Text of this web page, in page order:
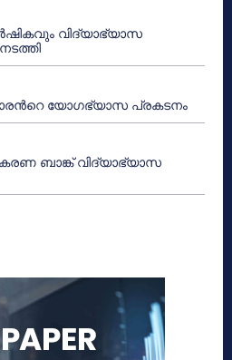
വിദ്യാഭ്യാസ
യോഗഭ്യാസ പ്രകടനം
ബാങ്ക് വിദ്യാഭ്യാസ